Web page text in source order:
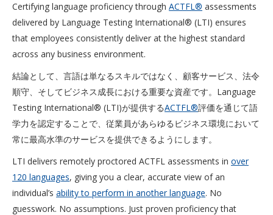
Certifying language proficiency through ACTFL® assessments
delivered by Language Testing International® (LTI) ensures
that employees consistently deliver at the highest standard
across any business environment.
結論として、言語は単なるスキルではなく、顧客サービス、法令
順守、そしてビジネス成長における重要な資産です。Language
Testing International® (LTI)が提供するACTFL®評価を通じて語
学力を認定することで、従業員があらゆるビジネス環境において
常に最高水準のサービスを提供できるようにします。
LTI delivers remotely proctored ACTFL assessments in over
120 languages, giving you a clear, accurate view of an
individual’s ability to perform in another language. No
guesswork. No assumptions. Just proven proficiency that